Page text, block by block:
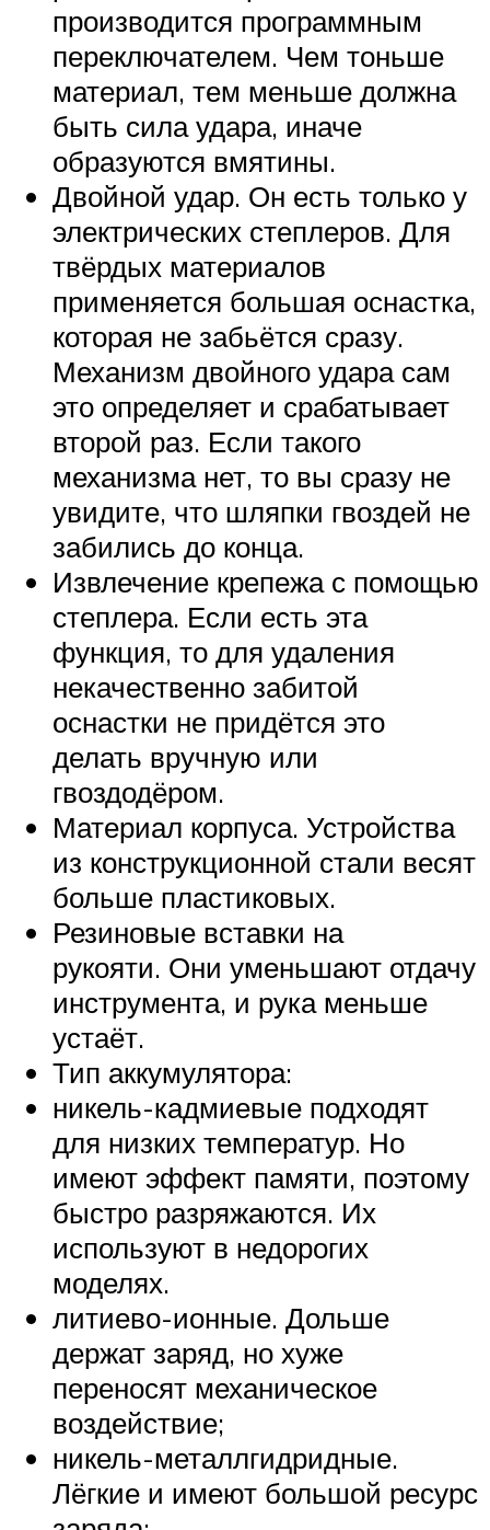
производится программным
переключателем. Чем тоньше
материал, тем меньше должна
быть сила удара, иначе
образуются вмятины.
Двойной удар. Он есть только у
электрических степлеров. Для
твёрдых материалов
применяется большая оснастка,
которая не забьётся сразу.
Механизм двойного удара сам
это определяет и срабатывает
второй раз. Если такого
механизма нет, то вы сразу не
увидите, что шляпки гвоздей не
забились до конца.
Извлечение крепежа с помощью
степлера. Если есть эта
функция, то для удаления
некачественно забитой
оснастки не придётся это
делать вручную или
гвоздодёром.
Материал корпуса. Устройства
из конструкционной стали весят
больше пластиковых.
Резиновые вставки на
рукояти. Они уменьшают отдачу
инструмента, и рука меньше
устаёт.
Тип аккумулятора:
никель-кадмиевые подходят
для низких температур. Но
имеют эффект памяти, поэтому
быстро разряжаются. Их
используют в недорогих
моделях.
литиево-ионные. Дольше
держат заряд, но хуже
переносят механическое
воздействие;
никель-металлгидридные.
Лёгкие и имеют большой ресурс